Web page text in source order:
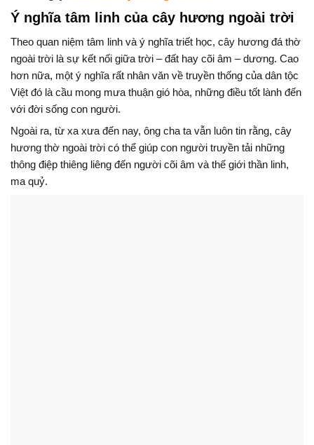
Ý nghĩa tâm linh của cây hương ngoài trời
Theo quan niệm tâm linh và ý nghĩa triết học, cây hương đá thờ
ngoài trời là sự kết nối giữa trời – đất hay cõi âm – dương. Cao
hơn nữa, một ý nghĩa rất nhân văn về truyền thống của dân tộc
Việt đó là cầu mong mưa thuận gió hòa, những điều tốt lành đến
với đời sống con người.
Ngoài ra, từ xa xưa đến nay, ông cha ta vẫn luôn tin rằng, cây
hương thờ ngoài trời có thể giúp con người truyền tải những
thông điệp thiêng liêng đến người cõi âm và thế giới thần linh,
ma quỷ.